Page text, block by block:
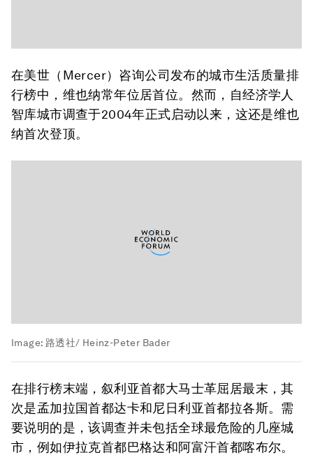
在美世（Mercer）咨询公司发布的城市生活质量排
行榜中，维也纳常年位居首位。然而，自经济学人
智库城市调查于2004年正式启动以来，这还是维也
纳首次登顶。
Image: 路透社/ Heinz-Peter Bader
在排行榜末端，叙利亚首都大马士革屈居最末，其
次是孟加拉国首都达卡和尼日利亚首都拉各斯。需
要说明的是，该调查并未包括全球最危险的几座城
市，例如伊拉克首都巴格达和阿富汗首都喀布尔。